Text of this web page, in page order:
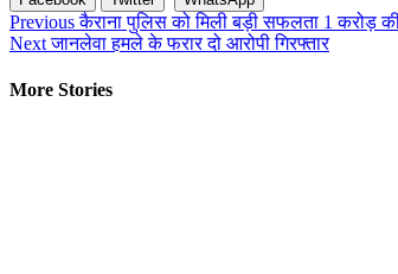
Continue
Reading
Previousकैराना पुलिस को मिली बड़ी सफलता 1 करोड़
Nextजानलेवा हमले के फरार दो आरोपी गिरफ्तार
More Stories